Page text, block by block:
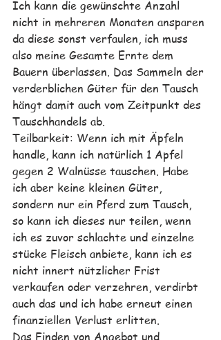
Ich kann die gewünschte Anzahl
nicht in mehreren Monaten ansparen
da diese sonst verfaulen, ich muss
also meine Gesamte Ernte dem
Bauern überlassen. Das Sammeln der
verderblichen Güter für den Tausch
hängt damit auch vom Zeitpunkt des
Tauschhandels ab.
Teilbarkeit: Wenn ich mit Äpfeln
handle, kann ich natürlich 1 Apfel
gegen 2 Walnüsse tauschen. Habe
ich aber keine kleinen Güter,
sondern nur ein Pferd zum Tausch,
so kann ich dieses nur teilen, wenn
ich es zuvor schlachte und einzelne
stücke Fleisch anbiete, kann ich es
nicht innert nützlicher Frist
verkaufen oder verzehren, verdirbt
auch das und ich habe erneut einen
finanziellen Verlust erlitten.
Das Finden von Angebot und